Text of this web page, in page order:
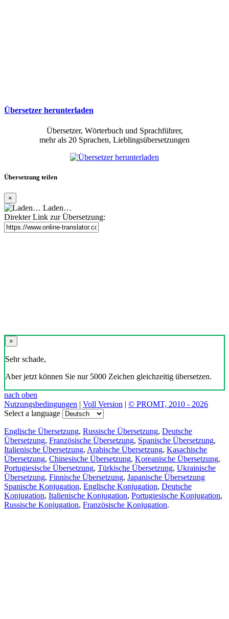
Übersetzer herunterladen
Übersetzer, Wörterbuch und Sprachführer,
mehr als 20 Sprachen, Lieblingsübersetzungen
Übersetzung teilen
×
Laden…
Direkter Link zur Übersetzung:
×
Sehr schade,
Aber jetzt können Sie nur 5000 Zeichen gleichzeitig übersetzen.
nach oben
Nutzungsbedingungen | Voll Version | © PROMT, 2010 - 2026
Select a language
Englische Übersetzung, Russische Übersetzung, Deutsche
Übersetzung, Französische Übersetzung, Spanische Übersetzung,
Italienische Übersetzung, Arabische Übersetzung, Kasachische
Übersetzung, Chinesische Übersetzung, Koreanische Übersetzung,
Portugiesische Übersetzung, Türkische Übersetzung, Ukrainische
Übersetzung, Finnische Übersetzung, Japanische Übersetzung
Spanische Konjugation, Englische Konjugation, Deutsche
Konjugation, Italienische Konjugation, Portugiesische Konjugation,
Russische Konjugation, Französische Konjugation.